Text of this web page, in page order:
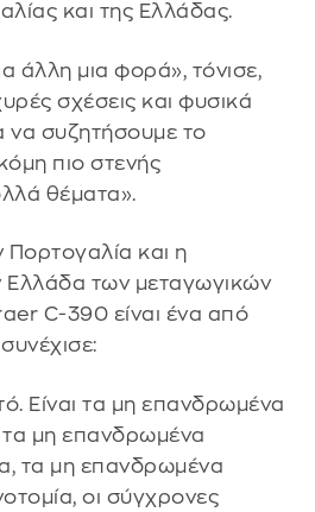
και της Ελλάδας.
άλλη μια φορά», τόνισε,
σχέσεις και φυσικά
να συζητήσουμε το
πιο στενής
θέματα».
και η
Ελλάδα των μεταγωγικών
C-390 είναι ένα από
Είναι τα μη επανδρωμένα
τα μη επανδρωμένα
τα μη επανδρωμένα
οι σύγχρονες